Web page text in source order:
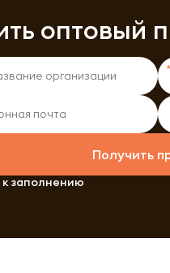
оптовый
Получить
заполнению